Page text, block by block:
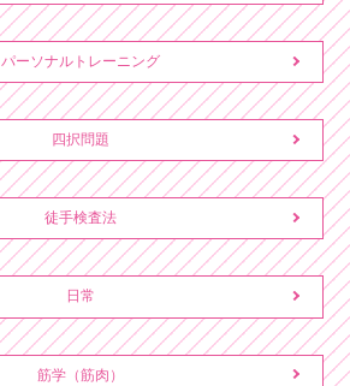
パーソナルトレーニング
四択問題
徒手検査法
日常
筋学（筋肉）